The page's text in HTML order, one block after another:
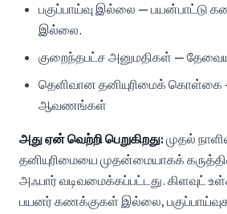
பகுப்பாய்வு இல்லை — பயன்பாட்டு
இல்லை.
குறைந்தபட்ச அனுமதிகள் —
தெளிவான தனியுரிமைக் கொள்கை
ஆவணங்கள்
அது ஏன் வெற்றி பெறுகிறது:முதல்
தனியுரிமையை முதன்மையாகக்
அஃபார் வடிவமைக்கப்பட்டது. கிளவுட்
பயனர் கணக்குகள் இல்லை,